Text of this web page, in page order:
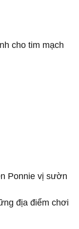
cho tim mạch
Ponnie vị sườn
địa điểm chơi